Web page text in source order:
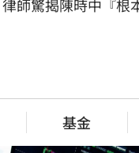
師驚揭陳時中『根
基金